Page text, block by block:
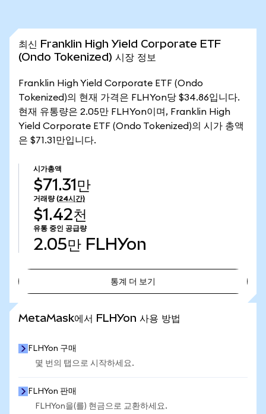
최신 Franklin High Yield Corporate ETF
(Ondo Tokenized) 시장 정보
Franklin High Yield Corporate ETF (Ondo
Tokenized)의 현재 가격은 FLHYon당 $34.86입니다.
현재 유통량은 2.05만 FLHYon이며, Franklin High
Yield Corporate ETF (Ondo Tokenized)의 시가 총액
은 $71.31만입니다.
시가총액
$71.31만
거래량 (24시간)
$1.42천
유통 중인 공급량
2.05만 FLHYon
통계 더 보기
MetaMask에서 FLHYon 사용 방법
FLHYon 구매
몇 번의 탭으로 시작하세요.
FLHYon 판매
FLHYon을(를) 현금으로 교환하세요.